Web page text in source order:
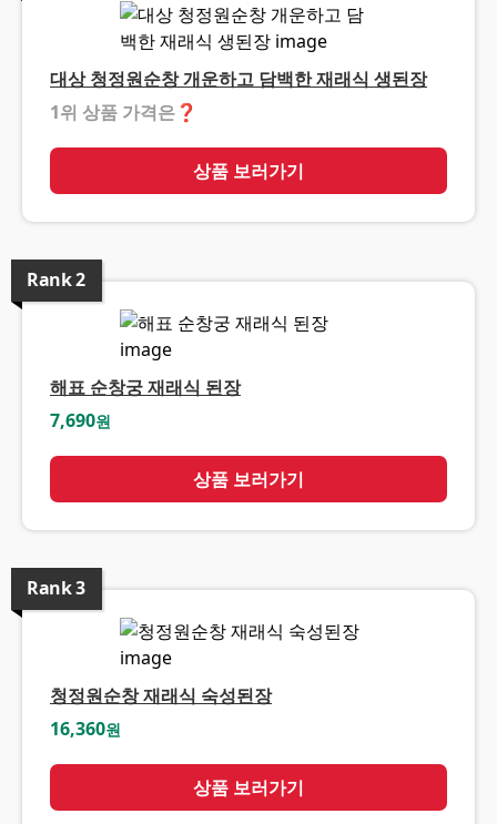
대상 청정원순창 개운하고 담백한 재래식 생된장
1위 상품 가격은 ❓
상품 보러가기
Rank2
해표 순창궁 재래식 된장
7,690원
상품 보러가기
Rank3
청정원순창 재래식 숙성된장
16,360원
상품 보러가기